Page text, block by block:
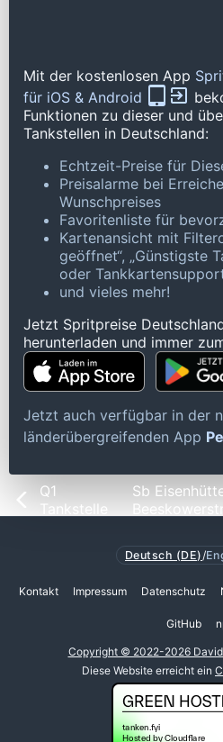
Mit der kostenlosen App
für iOS & Android
Funktionen zu dieser und
Tankstellen in Deutschland:
Echtzeit-Preise für
Preisalarme bei
Wunschpreises
Favoritenliste für
Kartenansicht mit
geöffnet“, „Günstigste
oder
und vieles mehr!
Jetzt Spritpreise
herunterladen und immer
Jetzt auch verfügbar in der
länderübergreifenden App
Q1
Tankstelle
Sb
Deutsch (DE) /
Kontakt Impressum Datenschutz
GitHub
Copyright © 2022-2026
Diese Website erreicht ein